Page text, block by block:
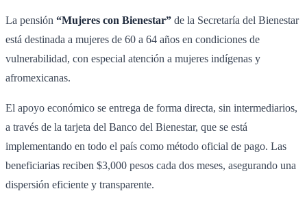
La pensión “Mujeres con Bienestar” de la Secretaría del Bienestar
está destinada a mujeres de 60 a 64 años en condiciones de
vulnerabilidad, con especial atención a mujeres indígenas y
afromexicanas.
El apoyo económico se entrega de forma directa, sin intermediarios,
a través de la tarjeta del Banco del Bienestar, que se está
implementando en todo el país como método oficial de pago. Las
beneficiarias reciben $3,000 pesos cada dos meses, asegurando una
dispersión eficiente y transparente.